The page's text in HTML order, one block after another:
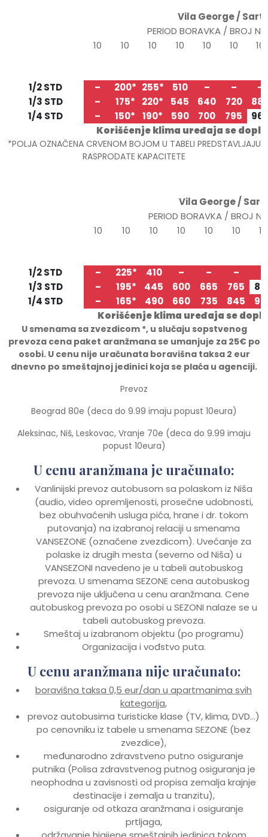
Vila George / Sarti
PERIOD BORAVKA / BROJ
10
10 10 10 10 10
10
1/2 STD
– 200* 255* 510 – –
–
1/3 STD
– 175* 220* 545 640 720
1/4 STD
– 150* 190* 590 700 795
Korišćenje klima uređaja se
*POLJA OZNAČENA CRVENOM BOJOM U TABELI PREDSTAVLJAJU
RASPRODATE KAPACITETE
Vila George / Sarti
PERIOD BORAVKA / BROJ
10
10 10 10 10 10
10
1/2 STD
– 225* 410 – – –
1/3 STD
– 195* 445 600 665 765
1/4 STD
– 165* 490 660 735 845
Korišćenje klima uređaja se
U smenama sa zvezdicom *, u slučaju sopstvenog
prevoza cena paket aranžmana se umanjuje za 25€ po
osobi. U cenu nije uračunata boravišna taksa 2 eur
dnevno po smeštajnoj jedinici koja se plaća u agenciji.
Prevoz
Beograd 80e (deca do 9.99 imaju popust 10eura)
Aleksinac, Niš, Leskovac, Vranje 70e (deca do 9.99 imaju
popust 10eura)
U cenu aranžmana je uračunato:
Vanlinijski prevoz autobusom sa polaskom iz Niša
(audio, video opremljenosti, prosečne udobnosti,
bez obuhvaćenih usluga pića, hrane i dr. tokom
putovanja) na izabranoj relaciji u smenama
VANSEZONE (označene zvezdicom). Uvećanje za
polaske iz drugih mesta (severno od Niša) u
VANSEZONI navedeno je u tabeli autobuskog
prevoza. U smenama SEZONE cena autobuskog
prevoza nije uključena u cenu aranžmana. Cene
autobuskog prevoza po osobi u SEZONI nalaze se u
tabeli autobuskog prevoza.
Smeštaj u izabranom objektu (po programu)
Organizacija i vođstvo puta.
U cenu aranžmana nije uračunato:
boravišna taksa 0,5 eur/dan u apartmanima svih
kategorija,
prevoz autobusima turisticke klase (TV, klima, DVD…)
po cenovniku iz tabele u smenama SEZONE (bez
zvezdice),
međunarodno zdravstveno putno osiguranje
putnika (Polisa zdravstvenog putnog osiguranja je
neophodna u zavisnosti od propisa zemalja krajnje
destinacije i zemalja u tranzitu),
osiguranje od otkaza aranžmana i osiguranje
prtljaga,